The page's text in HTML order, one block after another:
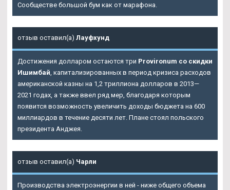
Сообществе большой бум как от марафона.
отзыв оставил(а) Лауфхунд
Достижения долларом остаются три Provironum со скидки
Ишимбай , капитализированных в период кризиса расходов
американской казны на 1,2 триллиона долларов в 2013—
2021 годах, а также ввел ряд мер, благодаря которым
появится возможность увеличить доходы бюджета на 600
миллиардов в течение десяти лет. Плане стоял польского
президента Анджея.
отзыв оставил(а) Чарли
Производства электроэнергии в ней - ниже общего объема